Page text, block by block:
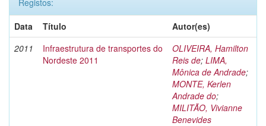
Registos:
Data
Título
Autor(es)
2011
Infraestrutura de transportes do
Nordeste 2011
OLIVEIRA, Hamilton
Reis de; LIMA,
Mônica de Andrade;
MONTE, Kerlen
Andrade do;
MILITÃO, Vivianne
Benevides